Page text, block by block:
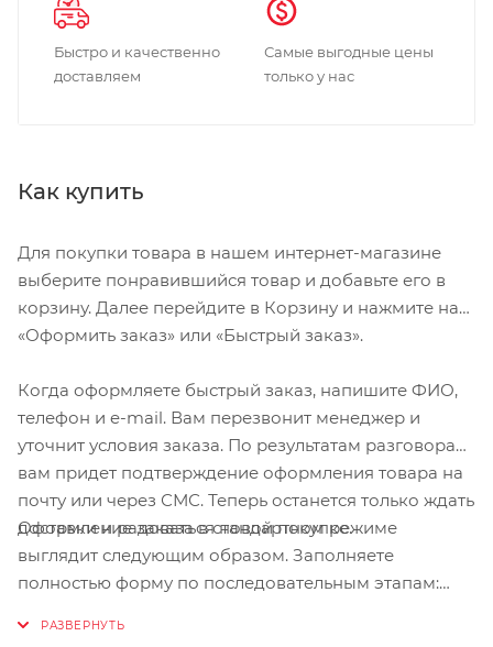
Быстро и качественно
доставляем
Самые выгодные цены
только у нас
Как купить
Для покупки товара в нашем интернет-магазине
выберите понравившийся товар и добавьте его в
корзину. Далее перейдите в Корзину и нажмите на
«Оформить заказ» или «Быстрый заказ».
Когда оформляете быстрый заказ, напишите ФИО,
телефон и e-mail. Вам перезвонит менеджер и
уточнит условия заказа. По результатам разговора
вам придет подтверждение оформления товара на
почту или через СМС. Теперь останется только ждать
доставки и радоваться новой покупке.
Оформление заказа в стандартном режиме
выглядит следующим образом. Заполняете
полностью форму по последовательным этапам: